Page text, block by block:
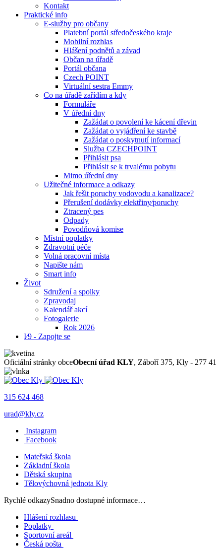
Kontakt
Praktické info
E-služby pro občany
Platební portál středočeského kraje
Mobilní rozhlas
Hlášení podnětů a závad
Občan na úřadě
Portál občana
Czech POINT
Virtuální sestra Emmy
Co na úřadě zařídím a kdy
Formuláře
V úřední dny
Zažádat o povolení ke kácení dřevin
Zažádat o vyjádření ke stavbě
Zažádat o poskytnutí informací
Služba CZECHPOINT
Přihlásit psa
Přihlásit se k trvalému pobytu
Mimo úřední dny
Užitečné informace a odkazy
Jak řešit poruchy vodovodu a kanalizace?
Přerušení dodávky elektřiny⁄poruchy
Ztracený pes
Odpady
Povodňová komise
Místní poplatky
Zdravotní péče
Volná pracovní místa
Napište nám
Smart info
Život
Sdružení a spolky
Zpravodaj
Kalendář akcí
Fotogalerie
Rok 2026
I⁄9 - Zapojte se
Oficiální stránky obceObecní úřad KLY, Záboří 375, Kly - 277 41
315 624 468
urad@kly.cz
Instagram
Facebook
Mateřská škola
Základní škola
Dětská skupina
Tělovýchovná jednota Kly
Rychlé odkazySnadno dostupné informace…
Hlášení rozhlasu
Poplatky
Sportovní areál
Česká pošta